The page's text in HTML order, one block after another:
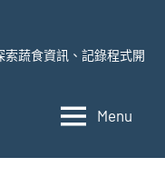
蔬食資訊、記錄程式開
Menu